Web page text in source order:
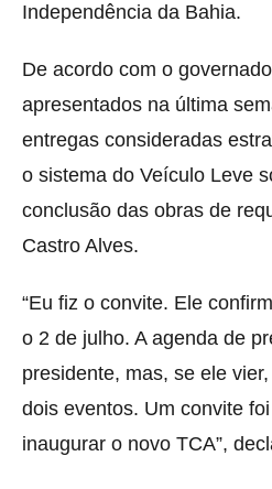
Independência da Bahia.
De acordo com o
apresentados na última
entregas consideradas
o sistema do Veículo Leve
conclusão das obras de
Castro Alves.
“Eu fiz o convite. Ele
o 2 de julho. A agenda de
presidente, mas, se ele
dois eventos. Um convite
inaugurar o novo TCA”,